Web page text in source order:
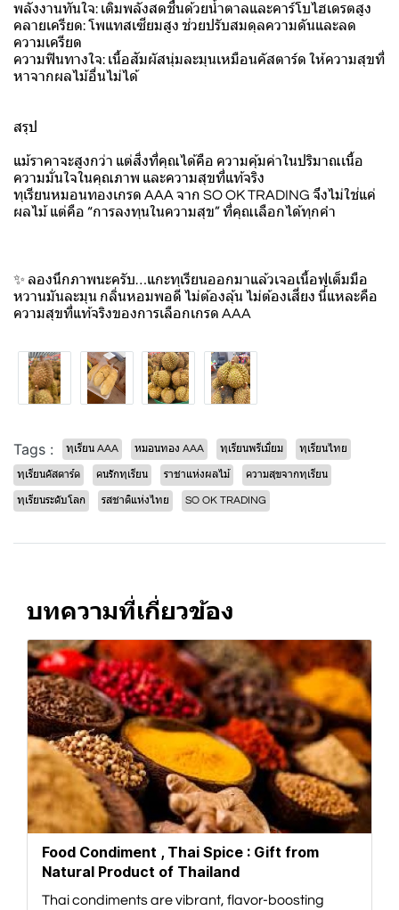
พลังงานทันใจ: เติมพลังสดชื่นด้วยน้ำตาลและคาร์โบไฮเดรตสูง
คลายเครียด: โพแทสเซียมสูง ช่วยปรับสมดุลความดันและลด
ความเครียด
ความฟินทางใจ: เนื้อสัมผัสนุ่มละมุนเหมือนคัสตาร์ด ให้ความสุขที่
หาจากผลไม้อื่นไม่ได้
สรุป
แม้ราคาจะสูงกว่า แต่สิ่งที่คุณได้คือ ความคุ้มค่าในปริมาณเนื้อ
ความมั่นใจในคุณภาพ และความสุขที่แท้จริง
ทุเรียนหมอนทองเกรด AAA จาก SO OK TRADING จึงไม่ใช่แค่
ผลไม้ แต่คือ “การลงทุนในความสุข” ที่คุณเลือกได้ทุกคำ
✨ ลองนึกภาพนะครับ…แกะทุเรียนออกมาแล้วเจอเนื้อฟูเต็มมือ
หวานมันละมุน กลิ่นหอมพอดี ไม่ต้องลุ้น ไม่ต้องเสี่ยง นี่แหละคือ
ความสุขที่แท้จริงของการเลือกเกรด AAA
Tags : ทุเรียน AAA หมอนทอง AAA ทุเรียนพรีเมี่ยม ทุเรียนไทย
ทุเรียนคัสตาร์ด คนรักทุเรียน ราชาแห่งผลไม้ ความสุขจากทุเรียน
ทุเรียนระดับโลก รสชาติแห่งไทย SO OK TRADING
บทความที่เกี่ยวข้อง
Food Condiment , Thai Spice : Gift from
Natural Product of Thailand
Thai condiments are vibrant, flavor-boosting